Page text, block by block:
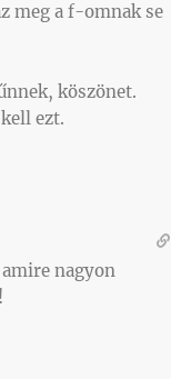
meg a f-omnak se
köszönet.
ezt.
nagyon